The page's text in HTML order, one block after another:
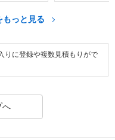
もっと見る
りに登録や複数見積もりがで
へ